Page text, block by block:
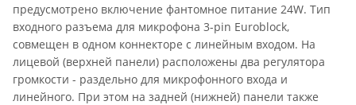
предусмотрено включение фантомное питание 24W. Тип
входного разъема для микрофона 3-pin Euroblock,
совмещен в одном коннекторе с линейным входом. На
лицевой (верхней панели) расположены два регулятора
громкости - раздельно для микрофонного входа и
линейного. При этом на задней (нижней) панели также